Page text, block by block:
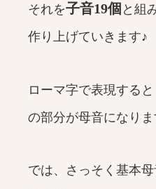
それを子音19個 と組
作り上げていきます♪
ローマ字で表現すると
の部分が母音になり
では、さっそく基本